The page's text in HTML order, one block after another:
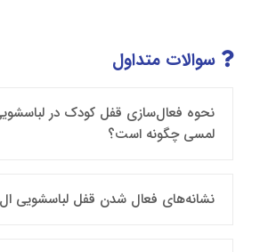
سوالات متداول
نحوه فعال‌سازی قفل کودک در
لمسی چگونه است؟
نشانه‌های فعال شدن قفل